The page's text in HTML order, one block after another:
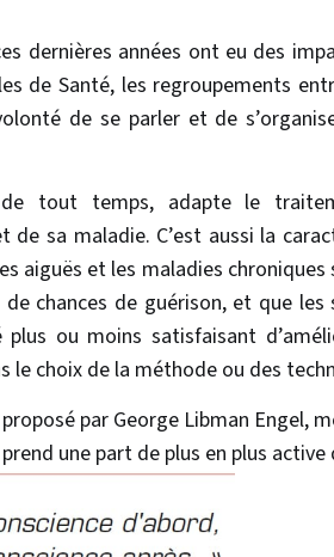
dernières années ont eu des
de Santé, les regroupements
de se parler et de
tout temps, adapte le
sa maladie. C’est aussi la
aiguës et les maladies
chances de guérison, et que
ou moins satisfaisant
le choix de la méthode ou des
par George Libman Engel,
une part de plus en plus